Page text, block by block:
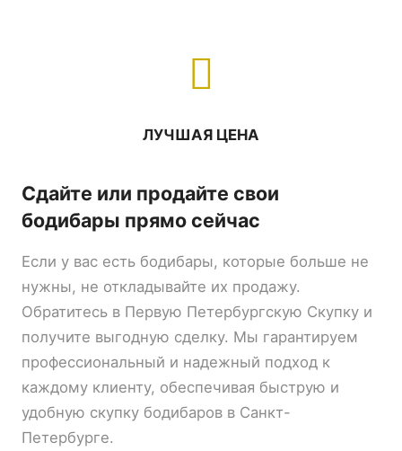
ЛУЧШАЯ ЦЕНА
Сдайте или продайте свои
бодибары прямо сейчас
Если у вас есть бодибары, которые больше не
нужны, не откладывайте их продажу.
Обратитесь в Первую Петербургскую Скупку и
получите выгодную сделку. Мы гарантируем
профессиональный и надежный подход к
каждому клиенту, обеспечивая быструю и
удобную скупку бодибаров в Санкт-
Петербурге.